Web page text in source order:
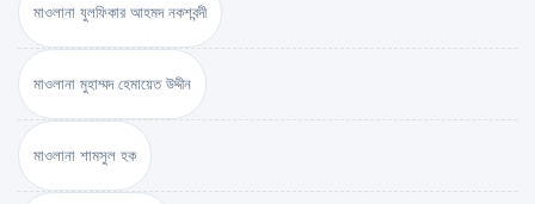
মাওলানা যুলফিকার আহমদ নকশবন্দী
মাওলানা মুহাম্মদ হেমায়েত উদ্দীন
মাওলানা শামসুল হক